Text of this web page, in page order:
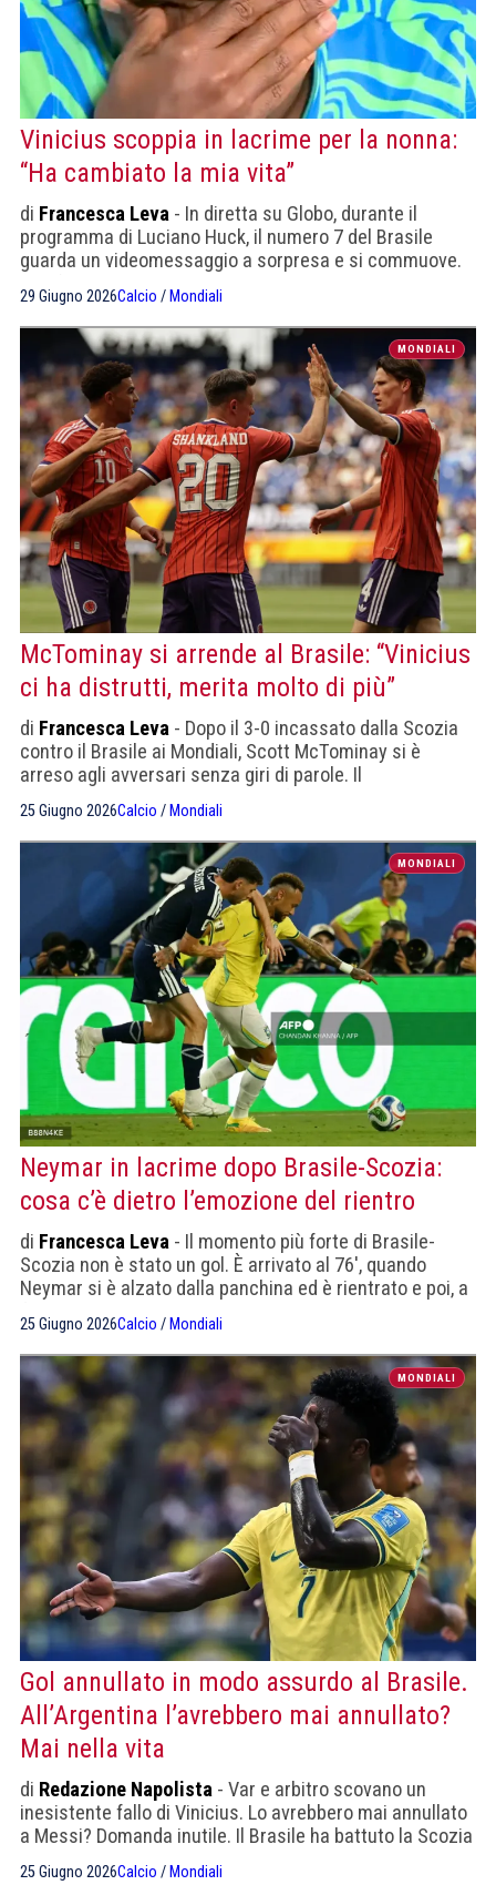
Vinicius scoppia in lacrime per la nonna:
“Ha cambiato la mia vita”
di Francesca Leva - In diretta su Globo, durante il
programma di Luciano Huck, il numero 7 del Brasile
guarda un videomessaggio a sorpresa e si commuove.
quattro gol e un assist in tre gare, prima della sfida col
Giappone.
29 Giugno 2026Calcio / Mondiali
MONDIALI
McTominay si arrende al Brasile: “Vinicius
ci ha distrutti, merita molto di più”
di Francesca Leva - Dopo il 3-0 incassato dalla Scozia
contro il Brasile ai Mondiali, Scott McTominay si è
arreso agli avversari senza giri di parole. Il
Seleção "una delle partite più dure" mai giocate
25 Giugno 2026Calcio / Mondiali
MONDIALI
Neymar in lacrime dopo Brasile-Scozia:
cosa c’è dietro l’emozione del rientro
di Francesca Leva - Il momento più forte di Brasile-
Scozia non è stato un gol. È arrivato al 76', quando
Neymar si è alzato dalla panchina ed è rientrato e poi, a
fine partita, le lacrime.
25 Giugno 2026Calcio / Mondiali
MONDIALI
Gol annullato in modo assurdo al Brasile.
All’Argentina l’avrebbero mai annullato?
Mai nella vita
di Redazione Napolista - Var e arbitro scovano un
inesistente fallo di Vinicius. Lo avrebbero mai annullato
a Messi? Domanda inutile. Il Brasile ha battuto la Scozia
25 Giugno 2026Calcio / Mondiali